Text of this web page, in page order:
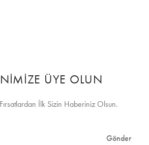
ÜYE OLUN
İlk Sizin Haberiniz Olsun.
Gönder